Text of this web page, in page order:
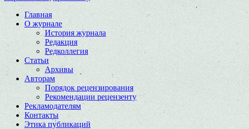
Главная
О журнале
История журнала
Редакция
Редколлегия
Статьи
Архивы
Авторам
Порядок рецензирования
Рекомендации рецензенту
Рекламодателям
Контакты
Этика публикаций